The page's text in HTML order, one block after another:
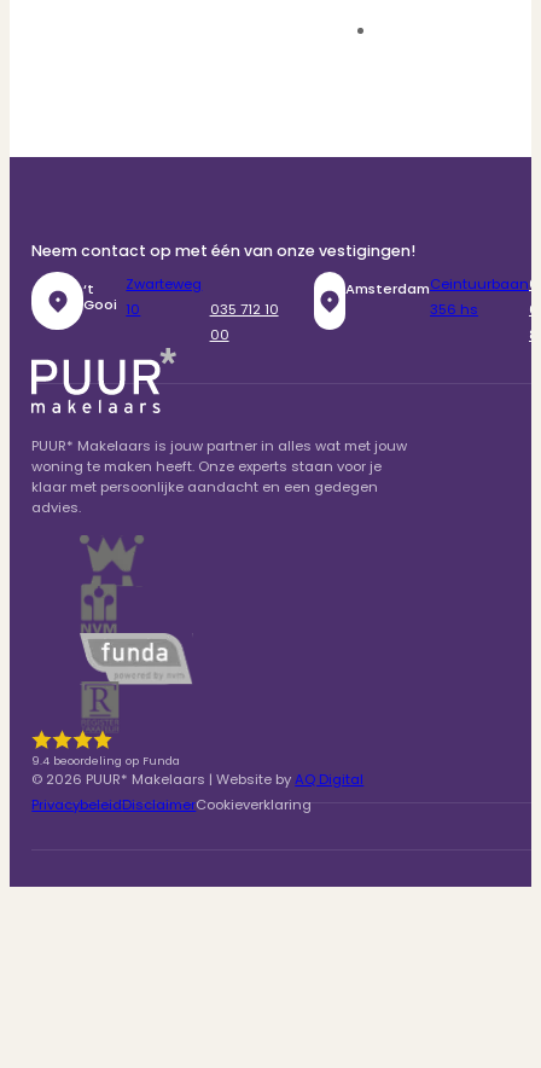
Neem contact op met één van onze vestigingen!
‘t
Gooi
Zwarteweg
10
035 712 10
00
AmsterdamCeintuurbaan
356 hs
PUUR* Makelaars is jouw partner in alles wat met jouw
woning te maken heeft. Onze experts staan voor je
klaar met persoonlijke aandacht en een gedegen
advies.
9.4 beoordeling op Funda
© 2026 PUUR* Makelaars | Website byAQ Digital
PrivacybeleidDisclaimerCookieverklaring